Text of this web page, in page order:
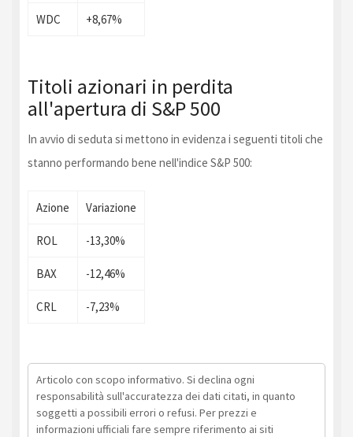
WDC +8,67%
Titoli azionari in perdita
all'apertura di S&P 500
In avvio di seduta si mettono in evidenza i seguenti titoli che
stanno performando bene nell'indice S&P 500:
Azione Variazione
ROL -13,30%
BAX -12,46%
CRL -7,23%
Articolo con scopo informativo. Si declina ogni
responsabilità sull'accuratezza dei dati citati, in quanto
soggetti a possibili errori o refusi. Per prezzi e
informazioni ufficiali fare sempre riferimento ai siti